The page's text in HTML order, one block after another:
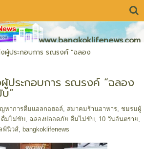
www.bangkoklifenews.com
ผู้ประกอบการ รณรงค์ “ฉลอง
ประกอบการ รณรงค์ “ฉลอง
”
หาการดื่มแอลกอฮอล์ สมาคมร้านอาหาร, ชมรมผู้
ดื่มไม่ขับ, ฉลองปลอดภัย ดื่มไม่ขับ, 10 วันอันตราย
ฟ์นิวส์, bangkoklifenews